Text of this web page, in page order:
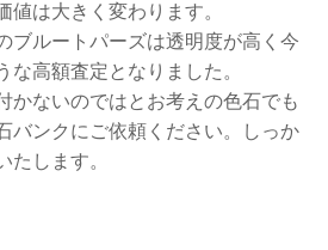
値は大きく変わります。
ブルートパーズは透明度が高く今
な高額査定となりました。
かないのではとお考えの色石でも
バンクにご依頼ください。しっか
たします。